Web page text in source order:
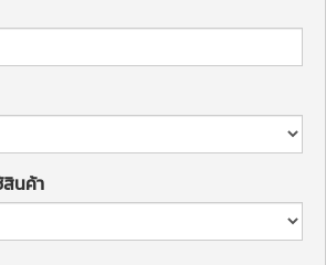
สินค้า